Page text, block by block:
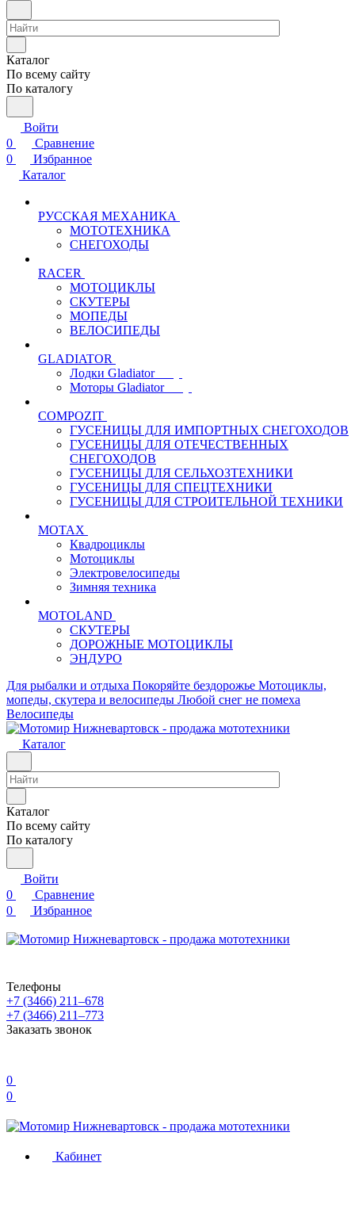
Каталог
По всему сайту
По каталогу
Войти
0
Сравнение
0
Избранное
Каталог
РУССКАЯ МЕХАНИКА
МОТОТЕХНИКА
СНЕГОХОДЫ
RACER
МОТОЦИКЛЫ
СКУТЕРЫ
МОПЕДЫ
ВЕЛОСИПЕДЫ
GLADIATOR
Лодки Gladiator
Моторы Gladiator
COMPOZIT
ГУСЕНИЦЫ ДЛЯ ИМПОРТНЫХ СНЕГОХОДОВ
ГУСЕНИЦЫ ДЛЯ ОТЕЧЕСТВЕННЫХ
СНЕГОХОДОВ
ГУСЕНИЦЫ ДЛЯ СЕЛЬХОЗТЕХНИКИ
ГУСЕНИЦЫ ДЛЯ СПЕЦТЕХНИКИ
ГУСЕНИЦЫ ДЛЯ СТРОИТЕЛЬНОЙ ТЕХНИКИ
MOTAX
Квадроциклы
Мотоциклы
Электровелосипеды
Зимняя техника
MOTOLAND
СКУТЕРЫ
ДОРОЖНЫЕ МОТОЦИКЛЫ
ЭНДУРО
Для рыбалки и отдыха Покоряйте бездорожье Мотоциклы,
мопеды, скутера и велосипеды Любой снег не помеха
Велосипеды
Каталог
Каталог
По всему сайту
По каталогу
Войти
0
Сравнение
0
Избранное
Телефоны
+7 (3466) 211‒678
+7 (3466) 211‒773
Заказать звонок
0
0
Кабинет